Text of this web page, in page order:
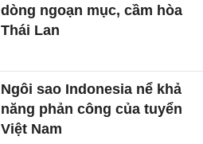
dòng ngoạn mục, cầm hòa
Thái Lan
Ngôi sao Indonesia nể khả
năng phản công của tuyển
Việt Nam